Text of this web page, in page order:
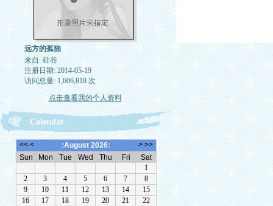
远方的孤独
来自: 硅谷
注册日期: 2014-05-19
访问总量: 1,606,818 次
点击查看我的个人资料
Calendar